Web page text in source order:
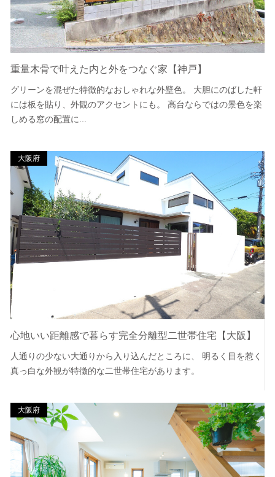
重量木骨で叶えた内と外をつなぐ家【神戸】
グリーンを混ぜた特徴的なおしゃれな外壁色。 大胆にのばした軒
には板を貼り、外観のアクセントにも。 高台ならではの景色を楽
しめる窓の配置に...
大阪府
心地いい距離感で暮らす完全分離型二世帯住宅【大阪】
人通りの少ない大通りから入り込んだところに、 明るく目を惹く
真っ白な外観が特徴的な二世帯住宅があります。
大阪府